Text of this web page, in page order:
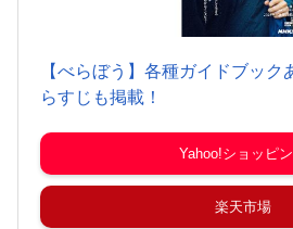
【べらぼう】各種ガイドブッ
らすじも掲載！
Yahoo!ショッピ
楽天市場